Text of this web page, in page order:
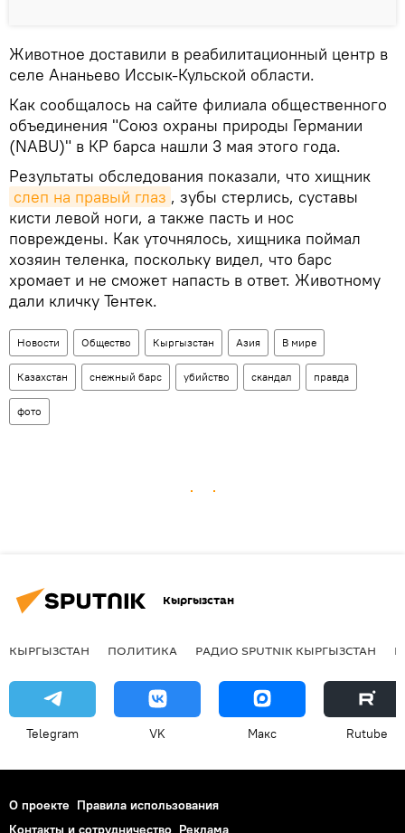
Животное доставили в реабилитационный центр в
селе Ананьево Иссык-Кульской области.
Как сообщалось на сайте филиала общественного
объединения "Союз охраны природы Германии
(NABU)" в КР барса нашли 3 мая этого года.
Результаты обследования показали, что хищник
слеп на правый глаз , зубы стерлись, суставы
кисти левой ноги, а также пасть и нос
повреждены. Как уточнялось, хищника поймал
хозяин теленка, поскольку видел, что барс
хромает и не сможет напасть в ответ. Животному
дали кличку Тентек.
Новости Общество Кыргызстан Азия В мире
Казахстан снежный барс убийство скандал правда
фото
Кыргызстан
КЫРГЫЗСТАН ПОЛИТИКА РАДИО SPUTNIK КЫРГЫЗСТАН
Telegram VK Макс Rutube
О проекте Правила использования
Контакты и сотрудничество Реклама